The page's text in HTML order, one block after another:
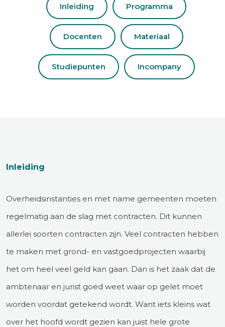
Inleiding Programma
Docenten Materiaal
Studiepunten Incompany
Inleiding
Overheidsinstanties en met name gemeenten moeten
regelmatig aan de slag met contracten. Dit kunnen
allerlei soorten contracten zijn. Veel contracten hebben
te maken met grond- en vastgoedprojecten waarbij
het om heel veel geld kan gaan. Dan is het zaak dat de
ambtenaar en jurist goed weet waar op gelet moet
worden voordat getekend wordt. Want iets kleins wat
over het hoofd wordt gezien kan juist hele grote